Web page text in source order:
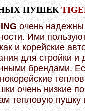
ПУШЕК
очень
Ими
и корейские
для стройки
брендами.
очень низкие
тепловую пушку